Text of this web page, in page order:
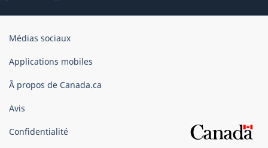
Organisation
gouvernement
Canada
Médias sociaux
Applications mobiles
Ã propos de Canada.ca
Avis
Confidentialité